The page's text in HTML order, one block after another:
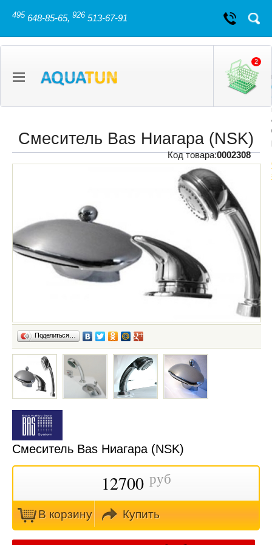
495 648-85-65, 926 513-67-91
2
Смеситель Bas Ниагара (NSK)
Код товара:0002308
Поделиться…
Смеситель Bas Ниагара (NSK)
12700 руб
В кoрзину Купить